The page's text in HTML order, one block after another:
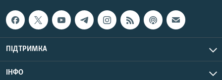
ПІДТРИМКА
ІНФО